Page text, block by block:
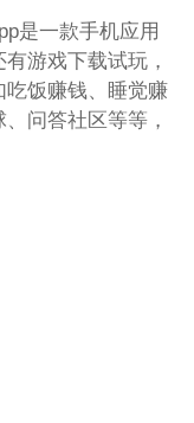
是一款手机应用
游戏下载试玩，
吃饭赚钱、睡觉赚
问答社区等等，